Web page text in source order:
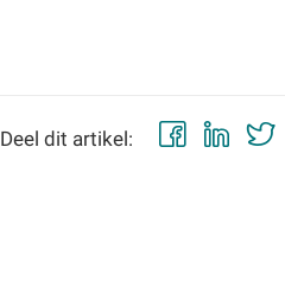
Deel dit artikel: